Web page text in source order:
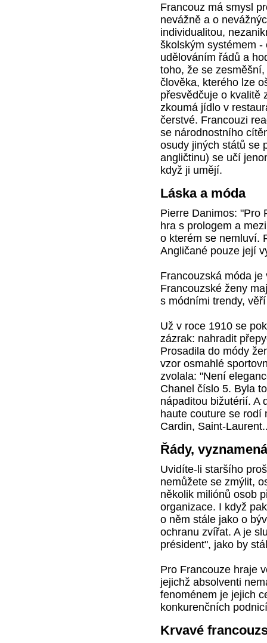
Francouz má smysl
nevážně a o
individualitou,
školským systémem
udělováním řádů a
toho, že se
člověka, kterého lze
přesvědčuje o kvalitě
zkoumá jídlo v
čerstvé. Francouzi
se národnostního
osudy jiných států se
angličtinu) se učí
když ji umějí.
Láska a móda
Pierre Danimos: "Pro
hra s prologem a
o kterém se nemluví.
Angličané pouze její
Francouzská móda
Francouzské ženy
s módními trendy,
Už v roce 1910 se
zázrak: nahradit
Prosadila do módy
vzor osmahlé
zvolala: "Není
Chanel číslo 5. Byla
nápaditou bižutérií. A
haute couture se rodí
Cardin, Saint-
Řády,
Uvidíte-li staršího
nemůžete se zmýlit,
několik miliónů osob
organizace. I když
o něm stále jako o
ochranu zvířat. A je
président", jako by
Pro Francouze hraje
jejichž absolventi
fenoménem je jejich
konkurenčních
Krvavé